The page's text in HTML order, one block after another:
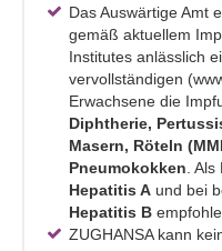
Das Auswärtige Amt
gemäß aktuellem
Institutes anlässlich
vervollständigen
Erwachsene die
Diphtherie,
Masern, Röteln
Pneumokokken .
Hepatitis A und bei
Hepatitis B
ZUGHANSA kann